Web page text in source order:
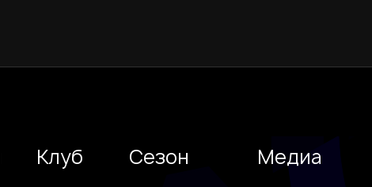
Клуб Сезон Медиа